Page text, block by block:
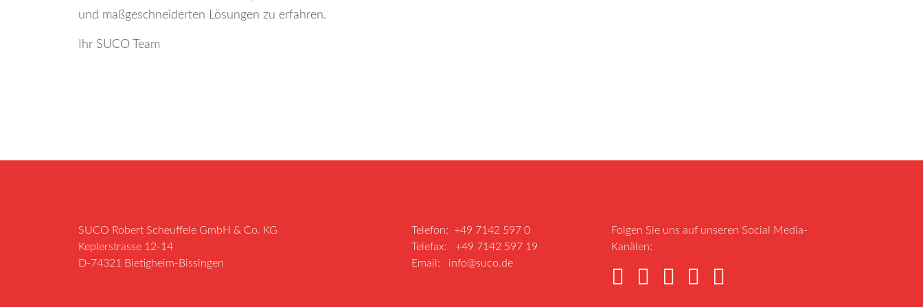
und maßgeschneiderten Lösungen zu erfahren.
Ihr SUCO Team
SUCO Robert Scheuffele GmbH & Co. KG
Keplerstrasse 12-14
D-74321 Bietigheim-Bissingen
Telefon: +49 7142 597 0
Telefax: +49 7142 597 19
Email: info@suco.de
Folgen Sie uns auf unseren Social Media-
Kanälen: